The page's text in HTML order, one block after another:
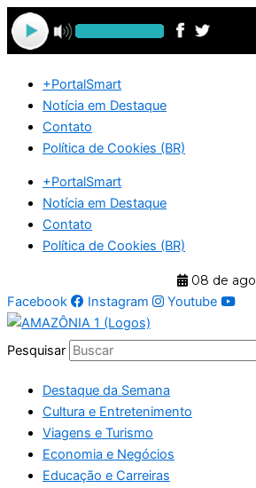
Ir
para
o
+PortalSmart
Notícia em Destaque
Contato
Política de Cookies (BR)
+PortalSmart
Notícia em Destaque
Contato
Política de Cookies (BR)
08 de
Facebook
Instagram Youtube
Pesquisar
Destaque da Semana
Cultura e Entretenimento
Viagens e Turismo
Economia e Negócios
Educação e Carreiras